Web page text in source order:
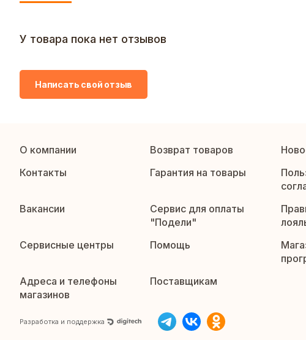
У товара пока нет отзывов
Написать свой отзыв
О компании Возврат товаров
Контакты
Гарантия на товары
Вакансии
Сервис для оплаты
"Подели"
Сервисные центры
Помощь
Адреса и телефоны
магазинов
Поставщикам
Разработка и поддержка